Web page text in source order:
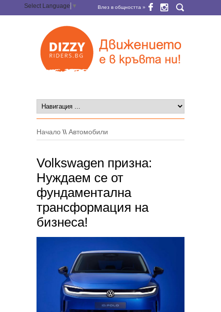
Select Language ▼ Влез в общността »
Начало \\ Автомобили
Volkswagen призна:
Нуждаем се от
фундаментална
трансформация на
бизнеса!